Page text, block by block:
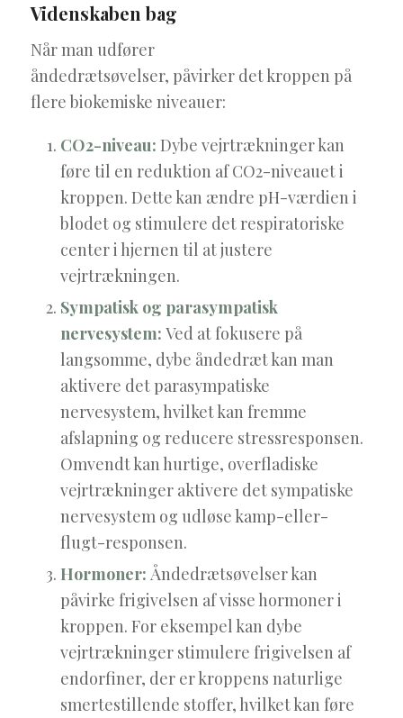
Videnskaben bag
Når man udfører
åndedrætsøvelser, påvirker det kroppen på
flere biokemiske niveauer:
CO2-niveau: Dybe vejrtrækninger kan
føre til en reduktion af CO2-niveauet i
kroppen. Dette kan ændre pH-værdien i
blodet og stimulere det respiratoriske
center i hjernen til at justere
vejrtrækningen.
Sympatisk og parasympatisk
nervesystem: Ved at fokusere på
langsomme, dybe åndedræt kan man
aktivere det parasympatiske
nervesystem, hvilket kan fremme
afslapning og reducere stressresponsen.
Omvendt kan hurtige, overfladiske
vejrtrækninger aktivere det sympatiske
nervesystem og udløse kamp-eller-
flugt-responsen.
Hormoner: Åndedrætsøvelser kan
påvirke frigivelsen af visse hormoner i
kroppen. For eksempel kan dybe
vejrtrækninger stimulere frigivelsen af
endorfiner, der er kroppens naturlige
smertestillende stoffer, hvilket kan føre